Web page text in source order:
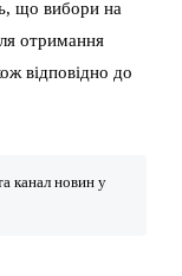
що вибори на
отримання
відповідно до
канал новин у